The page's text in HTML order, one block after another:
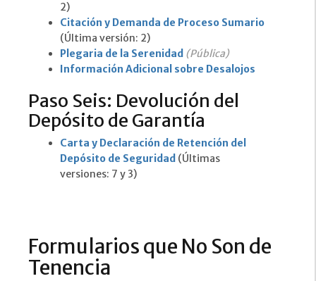
2)
Citación y Demanda de Proceso Sumario
(Última versión: 2)
Plegaria de la Serenidad (Pública)
Información Adicional sobre Desalojos
Paso Seis: Devolución del
Depósito de Garantía
Carta y Declaración de Retención del
Depósito de Seguridad (Últimas
versiones: 7 y 3)
Formularios que No Son de
Tenencia